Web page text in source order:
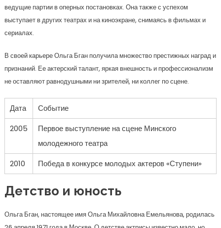
ведущие партии в оперных постановках. Она также с успехом
выступает в других театрах и на киноэкране, снимаясь в фильмах и
сериалах.
В своей карьере Ольга Бган получила множество престижных наград и
признаний. Ее актерский талант, яркая внешность и профессионализм
не оставляют равнодушными ни зрителей, ни коллег по сцене.
Дата
Событие
2005
Первое выступление на сцене Минского
молодежного театра
2010
Победа в конкурсе молодых актеров «Ступени»
Детство и юность
Ольга Бган, настоящее имя Ольга Михайловна Емельянова, родилась